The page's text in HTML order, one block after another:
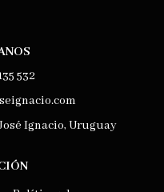
532
Ignacio, Uruguay